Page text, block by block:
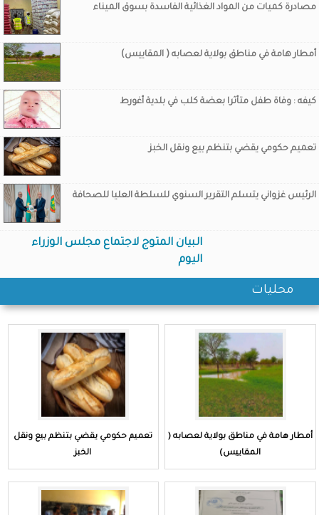
مصادرة كميات من المواد الغذائية الفاسدة بسوق الميناء
أمطار هامة في مناطق بولاية لعصابه ( المقاييس)
كيفه : وفاة طفل متأثرا بعضة كلب في بلدية أغورط
تعميم حكومي يقضي بتنظم بيع ونقل الخبز
الرئيس غزواني يتسلم التقرير السنوي للسلطة العليا للصحافة
البيان المتوج لاجتماع مجلس الوزراء
اليوم
محليات
أمطار هامة في مناطق بولاية لعصابه (
المقاييس)
تعميم حكومي يقضي بتنظم بيع ونقل
الخبز